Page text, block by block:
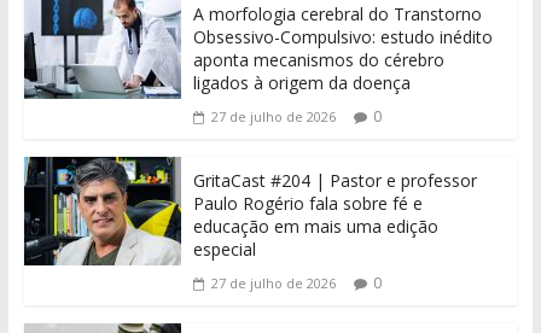
A morfologia cerebral do Transtorno
Obsessivo-Compulsivo: estudo inédito
aponta mecanismos do cérebro
ligados à origem da doença
27 de julho de 2026 0
GritaCast #204 | Pastor e professor
Paulo Rogério fala sobre fé e
educação em mais uma edição
especial
27 de julho de 2026 0